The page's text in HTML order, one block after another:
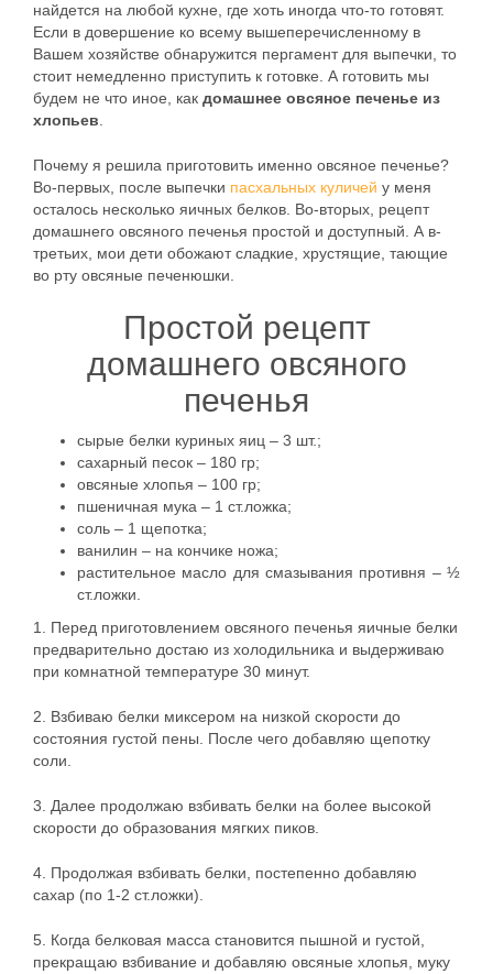
найдется на любой кухне, где хоть иногда что-то готовят.
Если в довершение ко всему вышеперечисленному в
Вашем хозяйстве обнаружится пергамент для выпечки, то
стоит немедленно приступить к готовке. А готовить мы
будем не что иное, как домашнее овсяное печенье из
хлопьев
Почему я решила приготовить именно овсяное печенье?
Во-первых, после выпечки пасхальных куличей у меня
осталось несколько яичных белков. Во-вторых, рецепт
домашнего овсяного печенья простой и доступный. А в-
третьих, мои дети обожают сладкие, хрустящие, тающие
во рту овсяные печенюшки.
Простой рецепт
домашнего овсяного
печенья
сырые белки куриных яиц – 3 шт.;
сахарный песок – 180 гр;
овсяные хлопья – 100 гр;
пшеничная мука – 1 ст.ложка;
соль – 1 щепотка;
ванилин – на кончике ножа;
растительное масло для смазывания противня – ½
ст.ложки.
1. Перед приготовлением овсяного печенья яичные белки
предварительно достаю из холодильника и выдерживаю
при комнатной температуре 30 минут.
2. Взбиваю белки миксером на низкой скорости до
состояния густой пены. После чего добавляю щепотку
соли.
3. Далее продолжаю взбивать белки на более высокой
скорости до образования мягких пиков.
4. Продолжая взбивать белки, постепенно добавляю
сахар (по 1-2 ст.ложки).
5. Когда белковая масса становится пышной и густой,
прекращаю взбивание и добавляю овсяные хлопья, муку